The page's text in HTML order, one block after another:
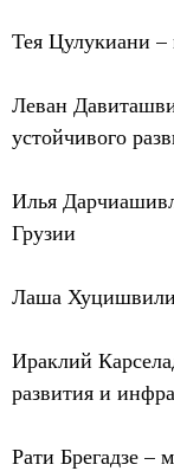
Тея Цулукиани –
Леван
устойчивого
Илья
Грузии
Лаша
Ираклий
развития и
Рати Брегадзе –